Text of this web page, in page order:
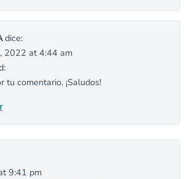
dice:
2022 at 4:44 am
tu comentario. ¡Saludos!
9:41 pm